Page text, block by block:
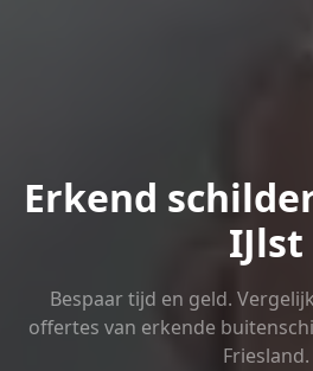
Erkend
IJlst
Bespaar tijd en geld.
offertes van erkende
Friesland.